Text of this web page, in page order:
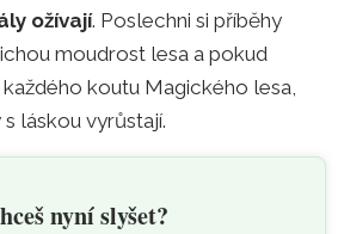
ožívají. Poslechni si příběhy
moudrost lesa a pokud
koutu Magického lesa,
láskou vyrůstají.
nyní slyšet?